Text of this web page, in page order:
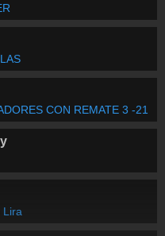
CON REMATE 3 -21
Lira